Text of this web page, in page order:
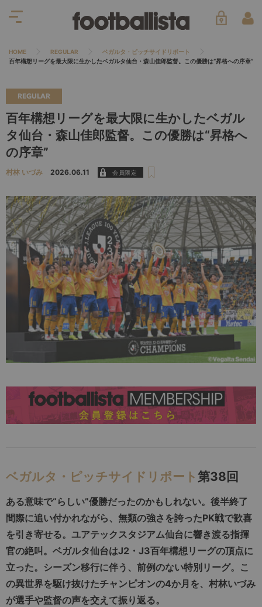
HOME REGULAR
ベガルタ・ピッチサイドリポート
百年構想リーグを最大限に生かしたベガルタ仙台・森山佳郎監督。この優勝は“昇格への序章”
REGULAR
百年構想リーグを最大限に生かしたベガル
タ仙台・森山佳郎監督。この優勝は“昇格へ
の序章”
村林 いづみ 2026.06.11
ベガルタ・ピッチサイドリポート 第38回
ある意味で“らしい”優勝だったのかもしれない。後半終了
間際に追い付かれながら、無類の強さを誇ったPK戦で歓喜
を引き寄せる。ユアテックスタジアム仙台に響き渡る指揮
官の絶叫。ベガルタ仙台はJ2・J3百年構想リーグの頂点に
立った。シーズン移行に伴う、前例のない特別リーグ。こ
の異世界を駆け抜けたチャンピオンの4か月を、村林いづみ
が選手や監督の声を交えて振り返る。